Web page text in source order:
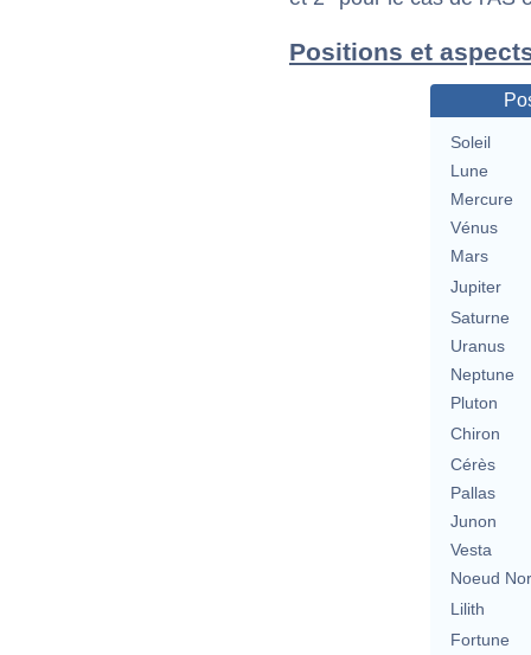
Positions et
Soleil
Lune
Mercure
Vénus
Mars
Jupiter
Saturne
Uranus
Neptune
Pluton
Chiron
Cérès
Pallas
Junon
Vesta
Noeud
Lilith
Fortune